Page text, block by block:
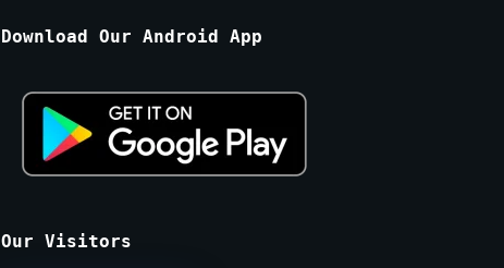
Download Our Android App
Our Visitors